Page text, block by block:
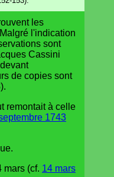
les
l'indication
sont
Cassini
de copies sont
remontait à celle
1743
mars (cf. 14 mars